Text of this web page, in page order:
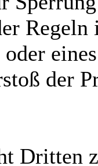
der
Dritten